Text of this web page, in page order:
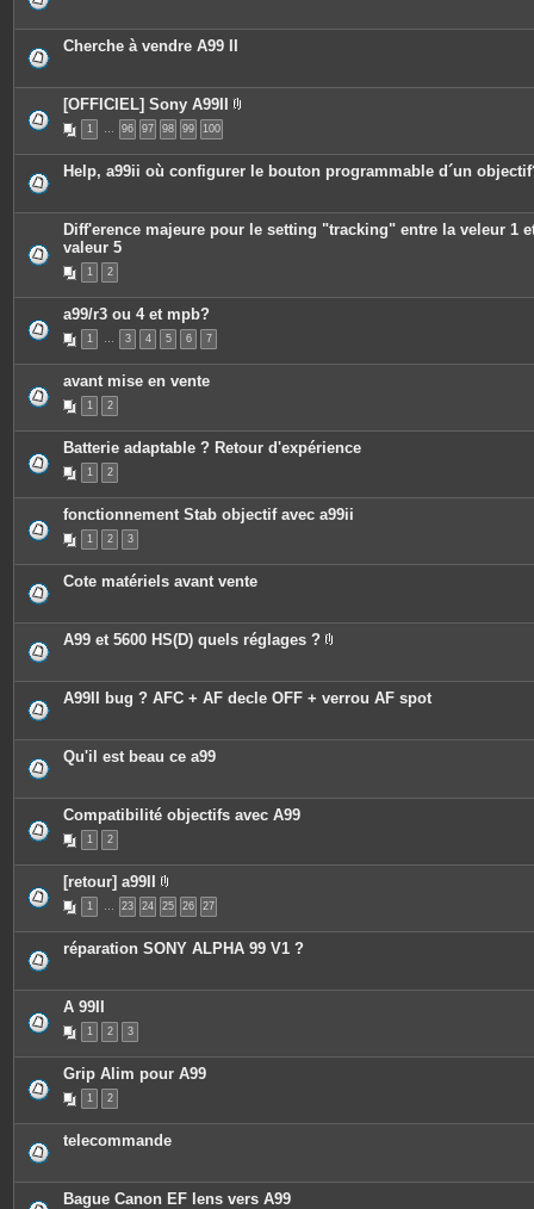
è
j
e
s
Cherche à vendre A99 II
[OFFICIEL] Sony A99II
c
e
o
i
1 … 96 97 98 99 100
Help, a99ii où configurer le bouton programmable d´un
Diff'erence majeure pour le setting "tracking" entre la veleur 1
valeur 5
1 2
a99/r3 ou 4 et mpb?
1 … 3 4 5 6 7
avant mise en vente
1 2
Batterie adaptable ? Retour d'expérience
1 2
fonctionnement Stab objectif avec a99ii
1 2 3
Cote matériels avant vente
A99 et 5600 HS(D) quels réglages ?
è
c
j
t
A99II bug ? AFC + AF decle OFF + verrou AF spot
Qu'il est beau ce a99
Compatibilité objectifs avec A99
1 2
[retour] a99II
P
i
c
e
o
1 … 23 24 25 26 27
réparation SONY ALPHA 99 V1 ?
A 99II
1 2 3
Grip Alim pour A99
1 2
telecommande
Bague Canon EF lens vers A99